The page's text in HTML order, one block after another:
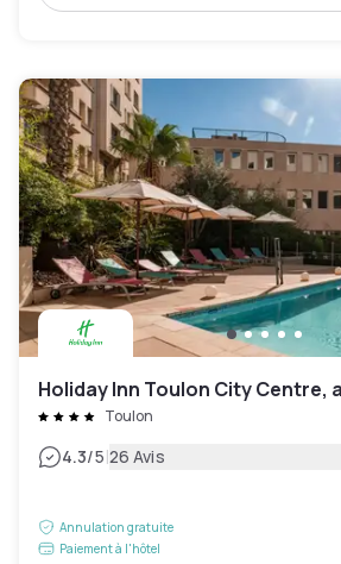
Holiday Inn Toulon City Centre,
Toulon
4.3/5|26 Avis
Annulation gratuite
Paiement à l'hôtel